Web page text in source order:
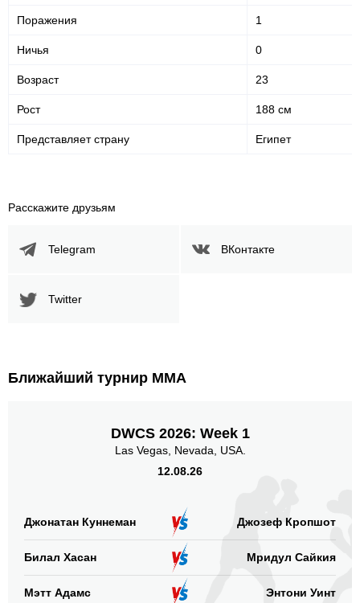
Поражения 1
Ничья 0
Возраст 23
Рост 188 см
Представляет страну Египет
Расскажите друзьям
Telegram ВКонтакте
Twitter
Ближайший турнир ММА
DWCS 2026: Week 1
Las Vegas, Nevada, USA.
12.08.26
Джонатан Куннеман Джозеф Кропшот
Билал Хасан Мридул Сайкия
Мэтт Адамс Энтони Уинт